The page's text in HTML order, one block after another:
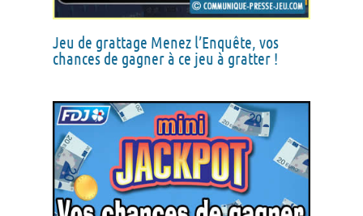
Jeu de grattage Menez l’Enquête, vos
chances de gagner à ce jeu à gratter !